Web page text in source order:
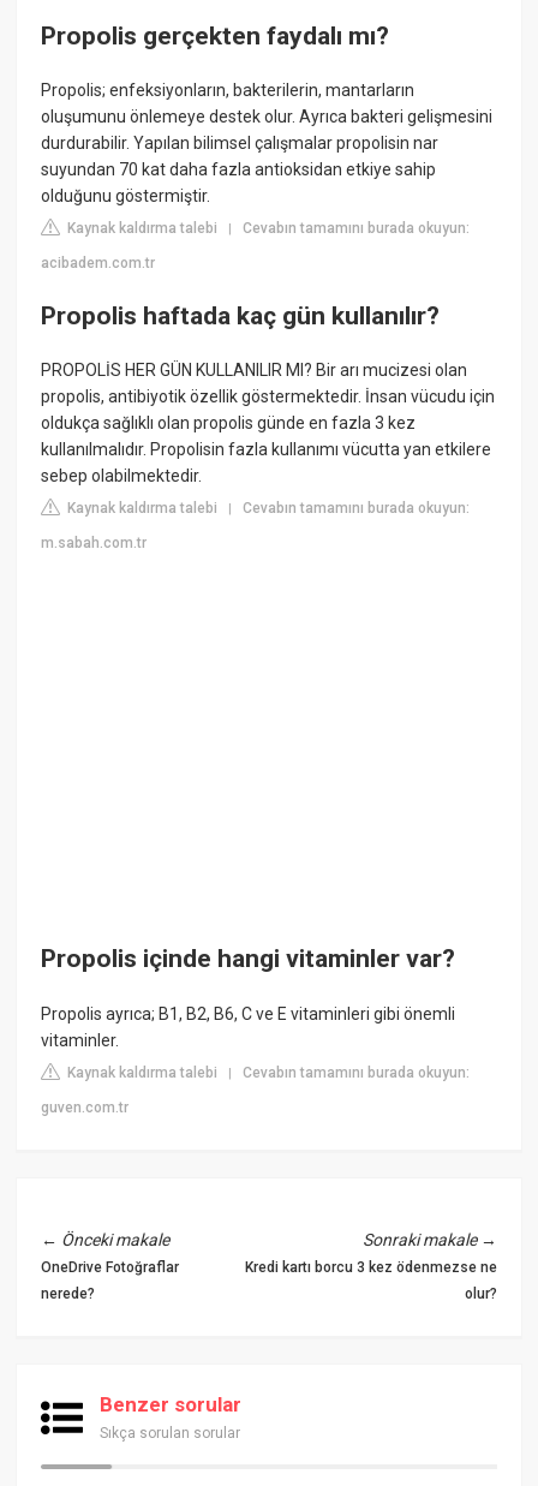
Propolis gerçekten faydalı mı?
Propolis; enfeksiyonların, bakterilerin, mantarların
oluşumunu önlemeye destek olur. Ayrıca bakteri gelişmesini
durdurabilir. Yapılan bilimsel çalışmalar propolisin nar
suyundan 70 kat daha fazla antioksidan etkiye sahip
olduğunu göstermiştir.
Kaynak kaldırma talebi |Cevabın tamamını burada okuyun:
acibadem.com.tr
Propolis haftada kaç gün kullanılır?
PROPOLİS HER GÜN KULLANILIR MI? Bir arı mucizesi olan
propolis, antibiyotik özellik göstermektedir. İnsan vücudu için
oldukça sağlıklı olan propolis günde en fazla 3 kez
kullanılmalıdır. Propolisin fazla kullanımı vücutta yan etkilere
sebep olabilmektedir.
Kaynak kaldırma talebi |Cevabın tamamını burada okuyun:
m.sabah.com.tr
Propolis içinde hangi vitaminler var?
Propolis ayrıca; B1, B2, B6, C ve E vitaminleri gibi önemli
vitaminler.
Kaynak kaldırma talebi |Cevabın tamamını burada okuyun:
guven.com.tr
← Önceki makale
OneDrive Fotoğraflar
nerede?
Sonraki makale→
Kredi kartı borcu 3 kez ödenmezse ne
olur?
Benzer sorular
Sıkça sorulan sorular